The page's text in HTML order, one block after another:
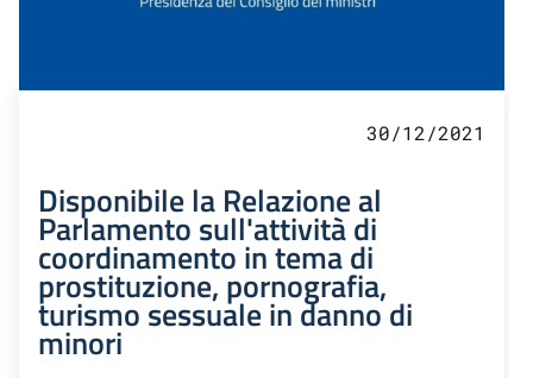
30/12/2021
Disponibile la Relazione al
Parlamento sull'attività di
coordinamento in tema di
prostituzione, pornografia,
turismo sessuale in danno di
minori